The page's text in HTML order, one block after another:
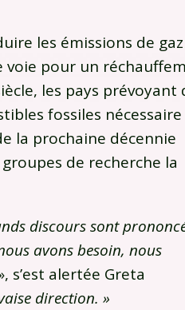
les émissions de
voie pour un
les pays prévoyant
fossiles nécessaire
la prochaine décennie
de recherche la
discours sont
avons besoin, nous
s’est alertée Greta
direction. »